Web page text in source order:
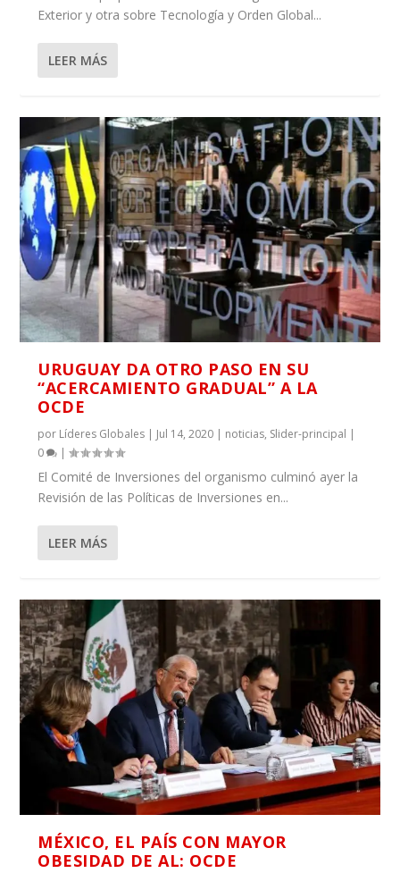
Exterior y otra sobre Tecnología y Orden Global...
LEER MÁS
URUGUAY DA OTRO PASO EN SU
“ACERCAMIENTO GRADUAL” A LA
OCDE
por Líderes Globales | Jul 14, 2020 | noticias, Slider-principal |
0
|
El Comité de Inversiones del organismo culminó ayer la
Revisión de las Políticas de Inversiones en...
LEER MÁS
MÉXICO, EL PAÍS CON MAYOR
OBESIDAD DE AL: OCDE